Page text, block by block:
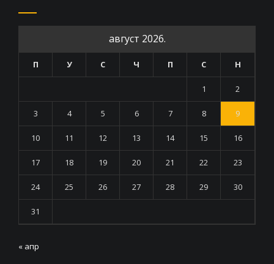
август 2026.
П У С Ч П С Н
1 2
3 4 5 6 7 8 9
10 11 12 13 14 15 16
17 18 19 20 21 22 23
24 25 26 27 28 29 30
31
« апр